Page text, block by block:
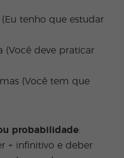
(Eu tenho que estudar
(Você deve praticar
(Você tem que
probabilidade:
+ infinitivo e deber